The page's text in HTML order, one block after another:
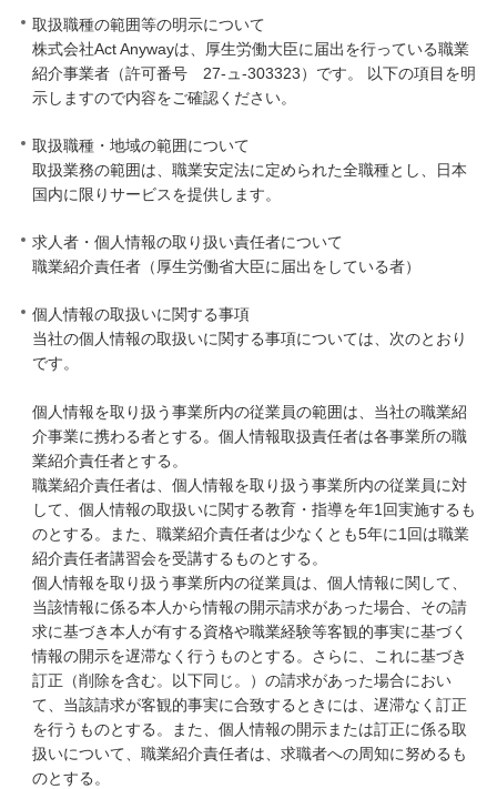
取扱職種の範囲等の明示について
株式会社Act Anywayは、厚生労働大臣に届出を行っている職業
紹介事業者（許可番号 27-ュ-303323）です。 以下の項目を明
示しますので内容をご確認ください。
取扱職種・地域の範囲について
取扱業務の範囲は、職業安定法に定められた全職種とし、日本
国内に限りサービスを提供します。
求人者・個人情報の取り扱い責任者について
職業紹介責任者（厚生労働省大臣に届出をしている者）
個人情報の取扱いに関する事項
当社の個人情報の取扱いに関する事項については、次のとおり
です。
個人情報を取り扱う事業所内の従業員の範囲は、当社の職業紹
介事業に携わる者とする。個人情報取扱責任者は各事業所の職
業紹介責任者とする。
職業紹介責任者は、個人情報を取り扱う事業所内の従業員に対
して、個人情報の取扱いに関する教育・指導を年1回実施するも
のとする。また、職業紹介責任者は少なくとも5年に1回は職業
紹介責任者講習会を受講するものとする。
個人情報を取り扱う事業所内の従業員は、個人情報に関して、
当該情報に係る本人から情報の開示請求があった場合、その請
求に基づき本人が有する資格や職業経験等客観的事実に基づく
情報の開示を遅滞なく行うものとする。さらに、これに基づき
訂正（削除を含む。以下同じ。）の請求があった場合におい
て、当該請求が客観的事実に合致するときには、遅滞なく訂正
を行うものとする。また、個人情報の開示または訂正に係る取
扱いについて、職業紹介責任者は、求職者への周知に努めるも
のとする。